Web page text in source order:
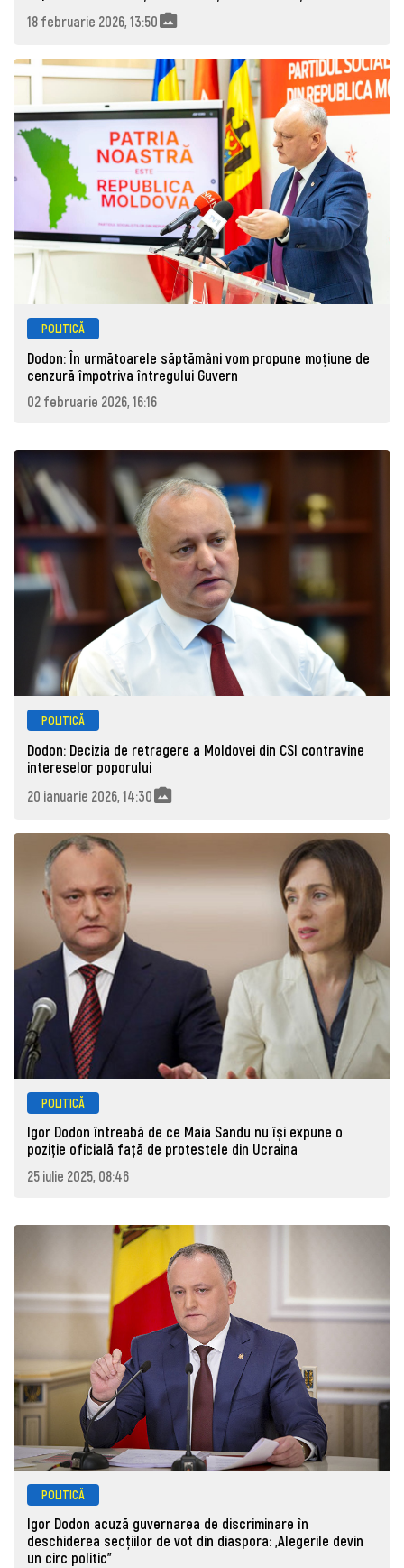
18 februarie 2026, 13:50
POLITICĂ
Dodon: În următoarele săptămâni vom propune moțiune de
cenzură împotriva întregului Guvern
02 februarie 2026, 16:16
POLITICĂ
Dodon: Decizia de retragere a Moldovei din CSI contravine
intereselor poporului
20 ianuarie 2026, 14:30
POLITICĂ
Igor Dodon întreabă de ce Maia Sandu nu își expune o
poziție oficială față de protestele din Ucraina
25 iulie 2025, 08:46
POLITICĂ
Igor Dodon acuză guvernarea de discriminare în
deschiderea secțiilor de vot din diaspora: „Alegerile devin
un circ politic”